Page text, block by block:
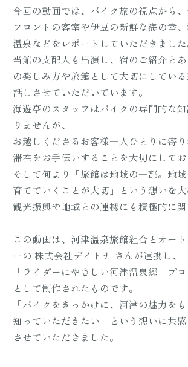
今回の動画では、バイク旅の視点から
フロントの客室や伊豆の新鮮な海の幸
温泉などをレポートしていただきました
当館の支配人も出演し、宿のご紹介と
の楽しみ方や旅館として大切にしてい
話しさせていただいています。
海遊亭のスタッフはバイクの専門的な
りませんが、
お越しくださるお客様一人ひとりに寄
滞在をお手伝いすることを大切にしてお
そして何より「旅館は地域の一部。地
育てていくことが大切」という想いを大
観光振興や地域との連携にも積極的に関
この動画は、河津温泉旅館組合とオー
ーの 株式会社デイトナ さんが連携し、
「ライダーにやさしい河津温泉郷」プ
として制作されたものです。
「バイクをきっかけに、河津の魅力を
知っていただきたい」という想いに共
させていただきました。